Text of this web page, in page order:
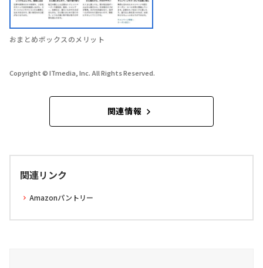
おまとめボックスのメリット
Copyright © ITmedia, Inc. All Rights Reserved.
関連情報
関連リンク
Amazonパントリー